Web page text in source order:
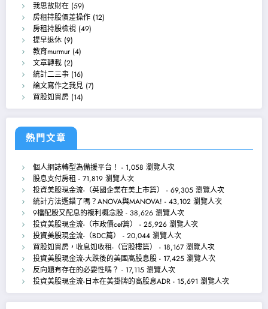
我思故財在 (59)
房租持股價差操作 (12)
房租持股檢視 (49)
提早退休 (9)
教育murmur (4)
文章轉載 (2)
統計二三事 (16)
論文寫作之我見 (7)
買股如買房 (14)
熱門文章
個人網誌轉型為備援平台！ - 1,058 瀏覽人次
股息支付房租 - 71,819 瀏覽人次
投資美股現金流-（英國企業在美上市篇）
- 69,305 瀏覽人次
統計方法選錯了嗎？ANOVA與MANOVA! - 43,102 瀏覽人次
9檔配股又配息的複利概念股 - 38,626 瀏覽人次
投資美股現金流-（市政債cef篇）
- 25,926 瀏覽人次
投資美股現金流-（BDC篇）
- 20,044 瀏覽人次
買股如買房，收息如收租-（官股樓篇）
- 18,167 瀏覽人次
投資美股現金流-大跌後的美國高股息股 - 17,425 瀏覽人次
反向題有存在的必要性嗎？ - 17,115 瀏覽人次
投資美股現金流-日本在美掛牌的高股息ADR - 15,691 瀏覽人次